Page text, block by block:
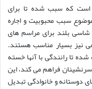
است که سبب شده تا برای
سبب محبوبیت و اجاره
بلند برای مراسم های
نیز بسیار مناسب هستند.
تا رانندگی با آنها خسته
فراهم می کند، این
دوستانه و خانوادگی تبدیل